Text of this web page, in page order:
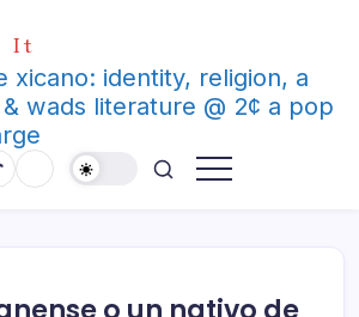
It
xicano: identity, religion, a
wads literature @ 2¢ a pop